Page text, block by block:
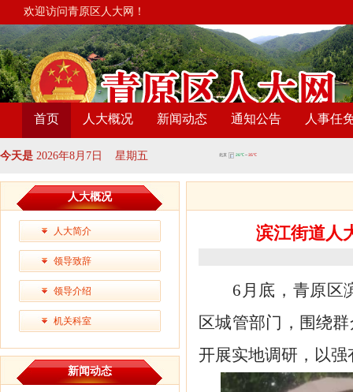
欢迎访问青原区人大网！
首页 人大概况 新闻动态 通知公告 人事任
今天是 2026年8月7日 星期五
人大概况
人大简介
领导致辞
领导介绍
机关科室
新闻动态
滨江街道人
6 月 底 ，青原
区城管部门，围绕
开展实地调研，以